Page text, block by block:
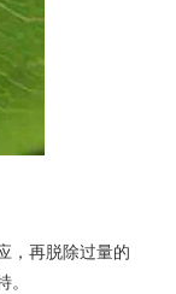
，再脱除过量的
。